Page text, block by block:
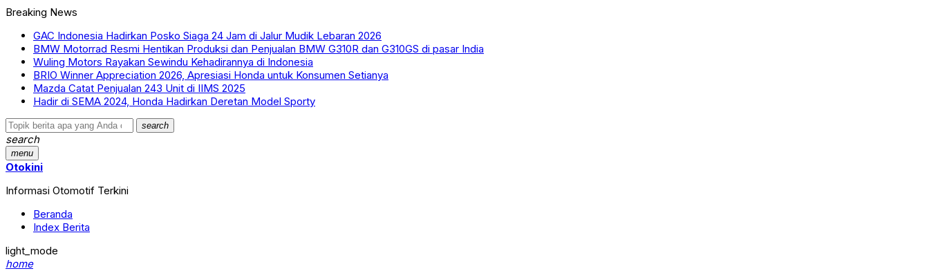
Breaking News
GAC Indonesia Hadirkan Posko Siaga 24 Jam di Jalur Mudik Lebaran 2026
BMW Motorrad Resmi Hentikan Produksi dan Penjualan BMW G310R dan G310GS di pasar India
Wuling Motors Rayakan Sewindu Kehadirannya di Indonesia
BRIO Winner Appreciation 2026, Apresiasi Honda untuk Konsumen Setianya
Mazda Catat Penjualan 243 Unit di IIMS 2025
Hadir di SEMA 2024, Honda Hadirkan Deretan Model Sporty
search
search
menu
Otokini
Informasi Otomotif Terkini
Beranda
Index Berita
light_mode
home